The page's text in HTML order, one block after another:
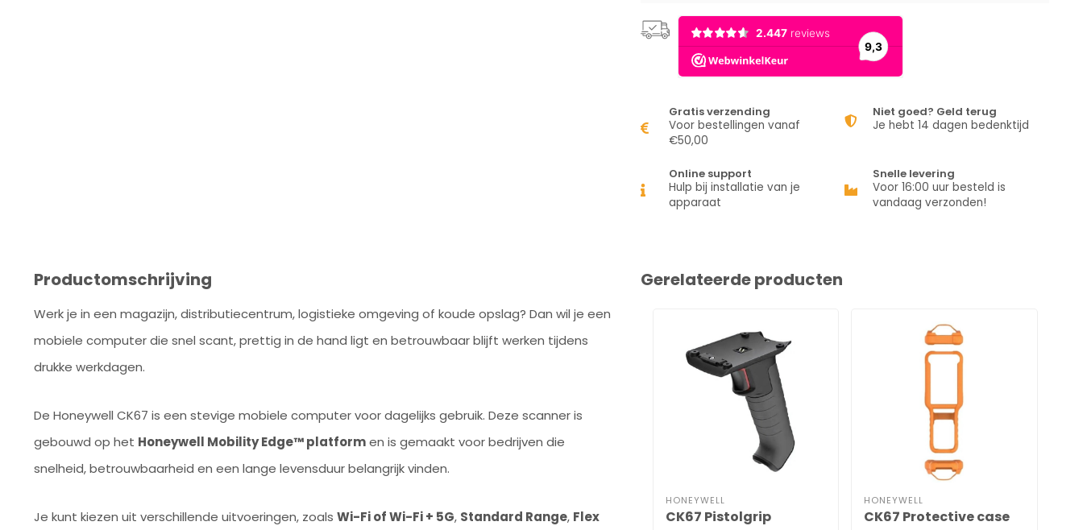
Gratis verzending
Voor bestellingen vanaf
€50,00
Niet goed? Geld terug
Je hebt 14 dagen bedenktijd
Online support
Hulp bij installatie van je
apparaat
Snelle levering
Voor 16:00 uur besteld is
vandaag verzonden!
Productomschrijving
Werk je in een magazijn, distributiecentrum, logistieke omgeving of koude opslag? Dan wil je een
mobiele computer die snel scant, prettig in de hand ligt en betrouwbaar blijft werken tijdens
drukke werkdagen.
De Honeywell CK67 is een stevige mobiele computer voor dagelijks gebruik. Deze scanner is
gebouwd op het Honeywell Mobility Edge™ platformen is gemaakt voor bedrijven die
snelheid, betrouwbaarheid en een lange levensduur belangrijk vinden.
Je kunt kiezen uit verschillende uitvoeringen, zoals Wi-Fi of Wi-Fi + 5G, Standard Range, Flex
Gerelateerde producten
HONEYWELL
CK67 Pistolgrip
HONEYWELL
CK67 Protective case